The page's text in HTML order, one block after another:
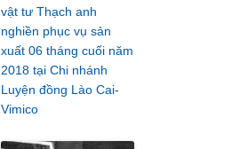
vật tư Thạch anh
nghiền phục vụ sản
xuất 06 tháng cuối năm
2018 tại Chi nhánh
Luyện đồng Lào Cai-
Vimico